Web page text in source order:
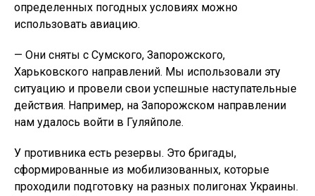
определенных погодных условиях можно
использовать авиацию.
— Они сняты с Сумского, Запорожского,
Харьковского направлений. Мы использовали эту
ситуацию и провели свои успешные наступательные
действия. Например, на Запорожском направлении
нам удалось войти в Гуляйполе.
У противника есть резервы. Это бригады,
сформированные из мобилизованных, которые
проходили подготовку на разных полигонах Украины.